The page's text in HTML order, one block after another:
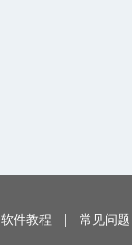
软件教程 | 常见问题